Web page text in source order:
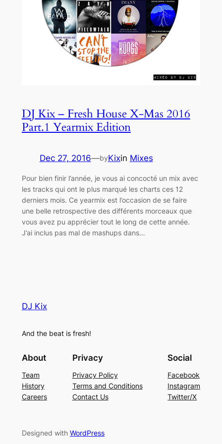
DJ Kix – Fresh House X-Mas 2016
Part.1 Yearmix Edition
Dec 27, 2016—byKixin Mixes
Pour bien finir l’année, je vous ai concocté un mix avec
les tracks qui ont le plus marqué les charts ces 12
derniers mois. Ce yearmix est l’occasion de se faire
une belle retrospective des différents morceaux que
vous avez pu apprécier tout le long de cette année.
J’ai inclus pas mal de mashups dans…
DJ Kix
And the beat is fresh!
About
Team
History
Careers
Privacy
Privacy Policy
Terms and Conditions
Contact Us
Social
Facebook
Instagram
Twitter/X
Designed with WordPress